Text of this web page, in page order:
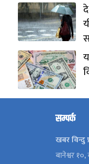
सम्पर्क
खबर विन्दु
बानेश्वर